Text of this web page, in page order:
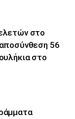
στο
56
στο